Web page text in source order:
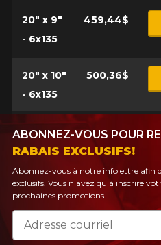
20" x 9"
- 6x135
459,44$
20" x 10"
- 6x135
500,36$
ABONNEZ-VOUS POUR
RABAIS EXCLUSIFS!
Abonnez-vous à notre infolettre afin
exclusifs. Vous n'avez qu'à inscrire
prochaines promotions.
Courriel